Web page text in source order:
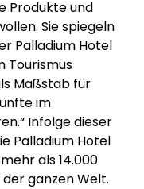
Produkte und
Sie spiegeln
Palladium Hotel
Tourismus
Maßstab für
im
Infolge dieser
Palladium Hotel
als 14.000
ganzen Welt.